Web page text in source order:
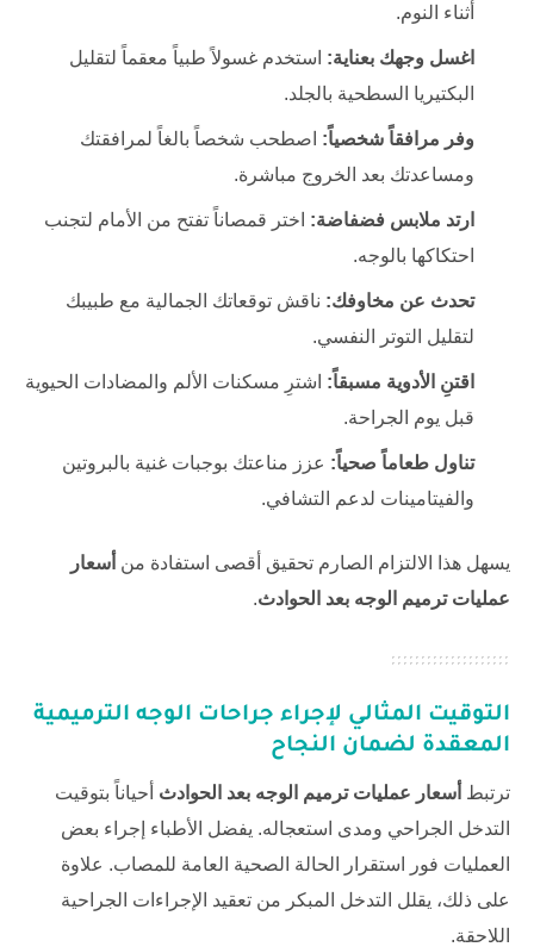
أثناء النوم.
اغسل وجهك بعناية: استخدم غسولاً طبياً معقماً لتقليل
البكتيريا السطحية بالجلد.
وفر مرافقاً شخصياً: اصطحب شخصاً بالغاً لمرافقتك
ومساعدتك بعد الخروج مباشرة.
ارتد ملابس فضفاضة: اختر قمصاناً تفتح من الأمام لتجنب
احتكاكها بالوجه.
تحدث عن مخاوفك: ناقش توقعاتك الجمالية مع طبيبك
لتقليل التوتر النفسي.
اقتنِ الأدوية مسبقاً: اشترِ مسكنات الألم والمضادات الحيوية
قبل يوم الجراحة.
تناول طعاماً صحياً: عزز مناعتك بوجبات غنية بالبروتين
والفيتامينات لدعم التشافي.
يسهل هذا الالتزام الصارم تحقيق أقصى استفادة من أسعار
عمليات ترميم الوجه بعد الحوادث.
التوقيت المثالي لإجراء جراحات الوجه الترميمية
المعقدة لضمان النجاح
ترتبط أسعار عمليات ترميم الوجه بعد الحوادث أحياناً بتوقيت
التدخل الجراحي ومدى استعجاله. يفضل الأطباء إجراء بعض
العمليات فور استقرار الحالة الصحية العامة للمصاب. علاوة
على ذلك، يقلل التدخل المبكر من تعقيد الإجراءات الجراحية
اللاحقة.